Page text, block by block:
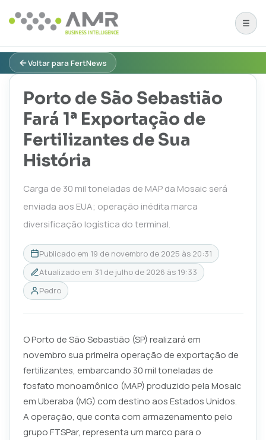
Voltar para FertNews
Porto de São Sebastião
Fará 1ª Exportação de
Fertilizantes de Sua
História
Carga de 30 mil toneladas de MAP da Mosaic será
enviada aos EUA; operação inédita marca
diversificação logística do terminal.
Publicado em 19 de novembro de 2025 às 20:31
Atualizado em 31 de julho de 2026 às 19:33
Pedro
O Porto de São Sebastião (SP) realizará em
novembro sua primeira operação de exportação de
fertilizantes, embarcando 30 mil toneladas de
fosfato monoamônico (MAP) produzido pela Mosaic
em Uberaba (MG) com destino aos Estados Unidos.
A operação, que conta com armazenamento pelo
grupo FTSPar, representa um marco para o